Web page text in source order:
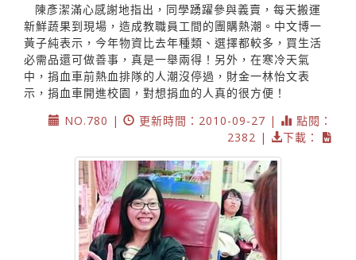
陳彥潔滿心感謝地指出，同學踴躍參與義賣，每天搬運
新鮮蔬果到現場，造成教職員工間的團購熱潮。中文博一
黃子純表示，今年物資比去年種類、選擇都較多，買生活
必需品還可做善事，真是一舉兩得！另外，在寒冷天氣
中，捐血車前熱血排隊的人潮沒停過，財金一林怡文表
示，捐血車開進校園，對想捐血的人真的很方便！
NO.780 |
更新時間：2010-09-27 |
點閱：
2382 |
下載：